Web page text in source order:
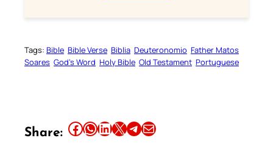
Tags: Bible Bible Verse Biblia Deuteronomio Father Matos
Soares God’s Word Holy Bible Old Testament Portuguese
Share: Share this article on Facebook Share this article on WhatsApp Share this article on LinkedIn Share this article on X Share this article on TelegramEmail this Article